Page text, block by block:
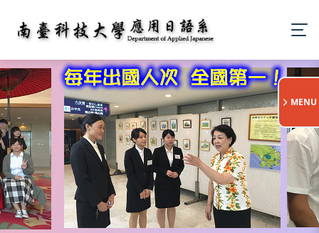
:::
MENU